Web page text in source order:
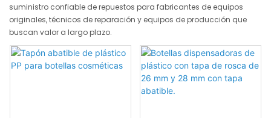
suministro confiable de repuestos para fabricantes de equipos
originales, técnicos de reparación y equipos de producción que
buscan valor a largo plazo.